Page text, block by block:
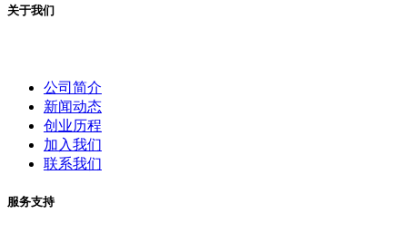
关于我们
公司简介
新闻动态
创业历程
加入我们
联系我们
服务支持